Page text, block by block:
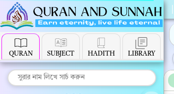
QURAN SUBJECT HADITH LIBRARY